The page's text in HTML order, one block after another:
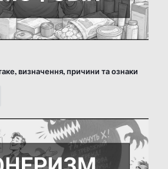
визначення, причини та ознаки